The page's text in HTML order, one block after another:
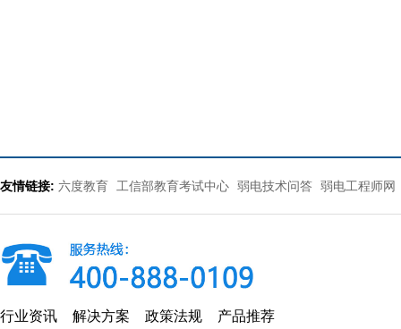
友情链接: 六度教育 工信部教育考试中心 弱电技术问答 弱电工程师网
行业资讯 解决方案 政策法规 产品推荐